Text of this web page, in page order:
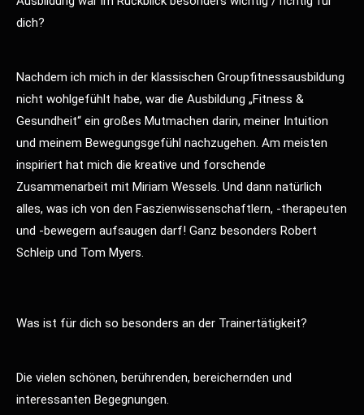
dich?
Nachdem ich mich in der klassischen Groupfitnessausbildung
nicht wohlgefühlt habe, war die Ausbildung „Fitness &
Gesundheit“ ein großes Mutmachen darin, meiner Intuition
und meinem Bewegungsgefühl nachzugehen. Am meisten
inspiriert hat mich die kreative und forschende
Zusammenarbeit mit Miriam Wessels. Und dann natürlich
alles, was ich von den Faszienwissenschaftlern, -therapeuten
und -bewegern aufsaugen darf! Ganz besonders Robert
Schleip und Tom Myers.
Was ist für dich so besonders an der Trainertätigkeit?
Die vielen schönen, berührenden, bereichernden und
interessanten Begegnungen.